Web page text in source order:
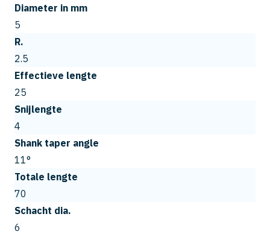
Diameter in mm
5
R.
2.5
Effectieve lengte
25
Snijlengte
4
Shank taper angle
11°
Totale lengte
70
Schacht dia.
6